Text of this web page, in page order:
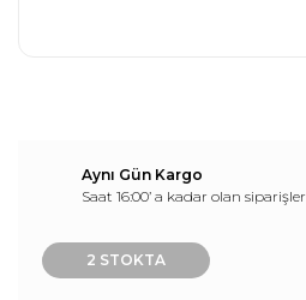
Aynı Gün Kargo
Saat 16:00’ a kadar olan siparişler
2 STOKTA